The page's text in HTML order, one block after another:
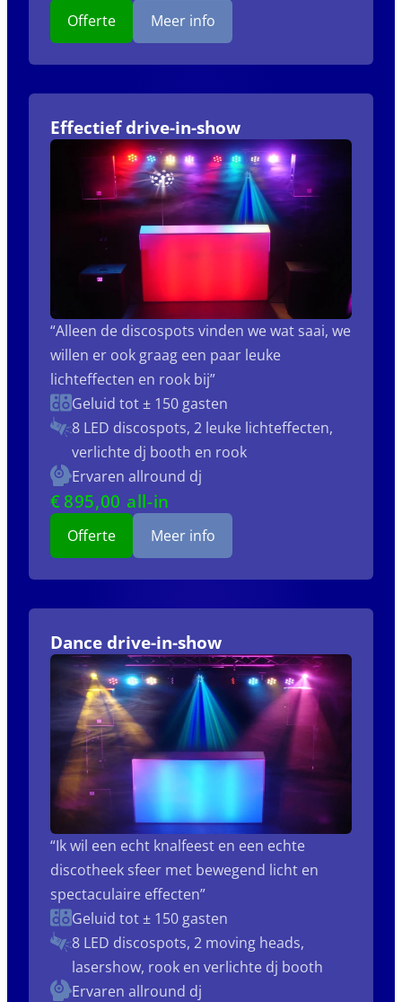
Offerte Meer info
Effectief drive-in-show
“Alleen de discospots vinden we wat saai, we
willen er ook graag een paar leuke
lichteffecten en rook bij”
Geluid tot ± 150 gasten
8 LED discospots, 2 leuke lichteffecten,
verlichte dj booth en rook
Ervaren allround dj
€895,00 all-in
Offerte Meer info
Dance drive-in-show
“Ik wil een echt knalfeest en een echte
discotheek sfeer met bewegend licht en
spectaculaire effecten”
Geluid tot ± 150 gasten
8 LED discospots, 2 moving heads,
lasershow, rook en verlichte dj booth
Ervaren allround dj